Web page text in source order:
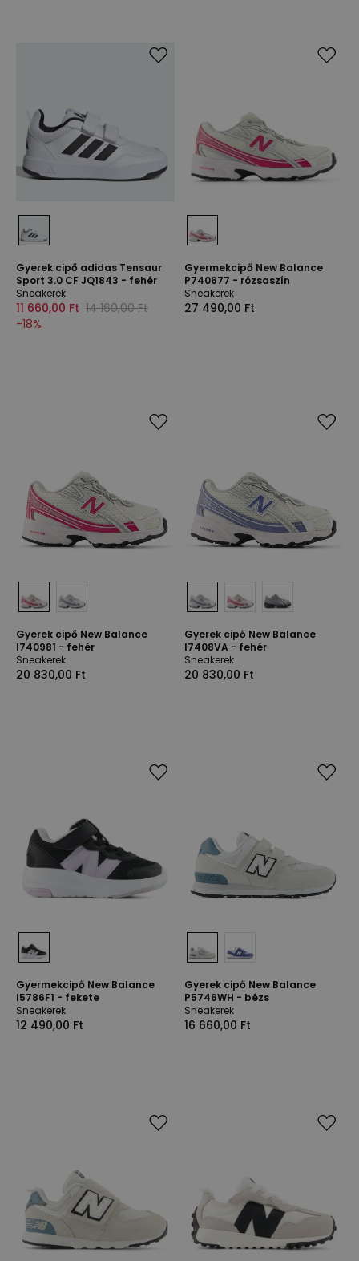
Gyerek cipő adidas Tensaur
Sport 3.0 CF JQ1843 - fehér
Sneakerek
11 660,00 Ft 14 160,00 Ft
-18%
Gyermekcipő New Balance
P740677 - rózsaszín
Sneakerek
27 490,00 Ft
Gyerek cipő New Balance
I740981 - fehér
Sneakerek
20 830,00 Ft
Gyerek cipő New Balance
I7408VA - fehér
Sneakerek
20 830,00 Ft
Gyermekcipő New Balance
I5786F1 - fekete
Sneakerek
12 490,00 Ft
Gyerek cipő New Balance
P5746WH - bézs
Sneakerek
16 660,00 Ft